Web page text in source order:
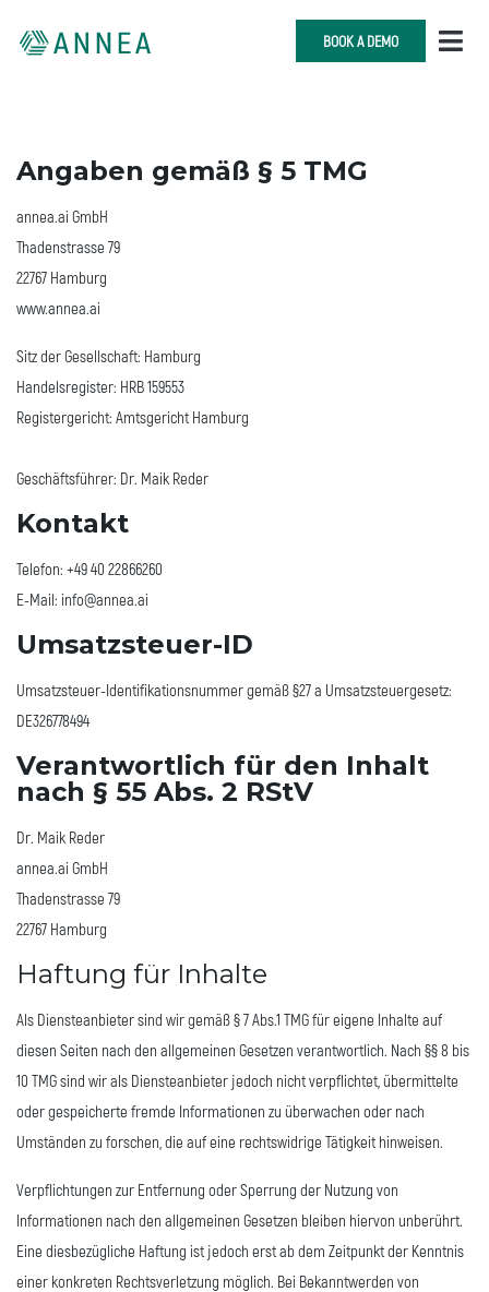
BOOK A DEMO
Angaben gemäß § 5 TMG
annea.ai GmbH
Thadenstrasse 79
22767 Hamburg
www.annea.ai
Sitz der Gesellschaft: Hamburg
Handelsregister: HRB 159553
Registergericht: Amtsgericht Hamburg
Geschäftsführer: Dr. Maik Reder
Kontakt
Telefon: +49 40 22866260
E-Mail: info@annea.ai
Umsatzsteuer-ID
Umsatzsteuer-Identifikationsnummer gemäß §27 a Umsatzsteuergesetz:
DE326778494
Verantwortlich für den Inhalt
nach § 55 Abs. 2 RStV
Dr. Maik Reder
annea.ai GmbH
Thadenstrasse 79
22767 Hamburg
Haftung für Inhalte
Als Diensteanbieter sind wir gemäß § 7 Abs.1 TMG für eigene Inhalte auf
diesen Seiten nach den allgemeinen Gesetzen verantwortlich. Nach §§ 8 bis
10 TMG sind wir als Diensteanbieter jedoch nicht verpflichtet, übermittelte
oder gespeicherte fremde Informationen zu überwachen oder nach
Umständen zu forschen, die auf eine rechtswidrige Tätigkeit hinweisen.
Verpflichtungen zur Entfernung oder Sperrung der Nutzung von
Informationen nach den allgemeinen Gesetzen bleiben hiervon unberührt.
Eine diesbezügliche Haftung ist jedoch erst ab dem Zeitpunkt der Kenntnis
einer konkreten Rechtsverletzung möglich. Bei Bekanntwerden von